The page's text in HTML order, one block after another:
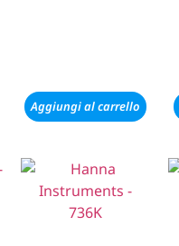
Aggiungi al carrello